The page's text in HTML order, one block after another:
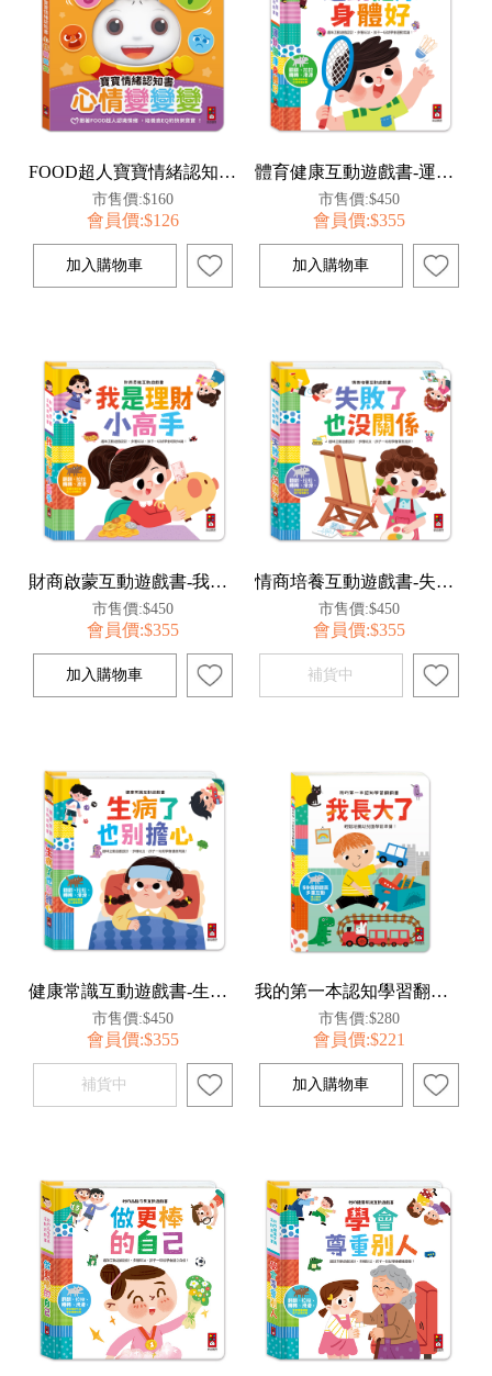
FOOD超人寶寶情緒認知書：心情變變變
市售價:$160
會員價:$126
體育健康互動遊戲書-運動健康身體好
市售價:$450
會員價:$355
財商啟蒙互動遊戲書-我是理財小高手
市售價:$450
會員價:$355
情商培養互動遊戲書-失敗了也沒關係
市售價:$450
會員價:$355
健康常識互動遊戲書-生病了也別擔心
市售價:$450
會員價:$355
我的第一本認知學習翻翻書-我長大了
市售價:$280
會員價:$221